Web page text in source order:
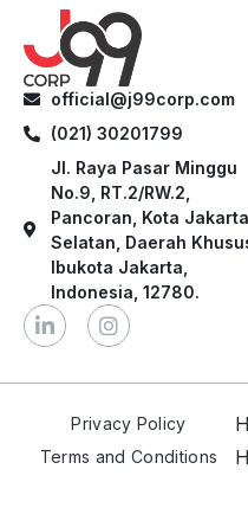
and
official@j99corp.com
(021) 30201799
Jl. Raya Pasar Minggu
No.9, RT.2/RW.2,
Pancoran, Kota Jakarta
Selatan, Daerah
Ibukota Jakarta,
Indonesia, 12780.
Privacy Policy
Terms and Conditions